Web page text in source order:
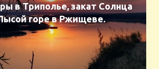
в Триполье, закат Солнца
горе в Ржищеве.